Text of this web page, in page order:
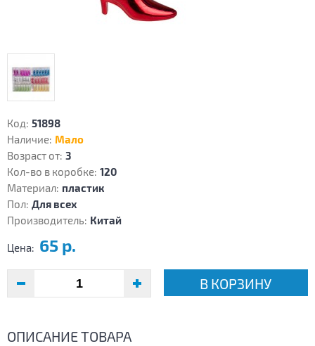
Код: 51898
Наличие: Мало
Возраст от: 3
Кол-во в коробке: 120
Материал: пластик
Пол: Для всех
Производитель: Китай
Цена: 65 р.
В КОРЗИНУ
ОПИСАНИЕ ТОВАРА